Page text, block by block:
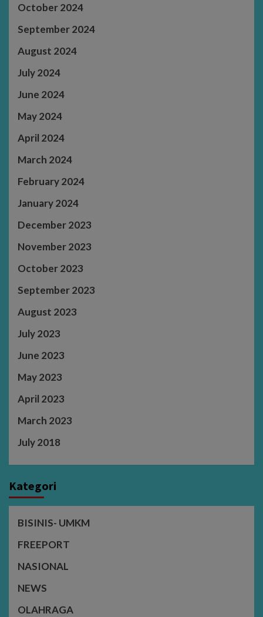
October 2024
September 2024
August 2024
July 2024
June 2024
May 2024
April 2024
March 2024
February 2024
January 2024
December 2023
November 2023
October 2023
September 2023
August 2023
July 2023
June 2023
May 2023
April 2023
March 2023
July 2018
Kategori
BISINIS- UMKM
FREEPORT
NASIONAL
NEWS
OLAHRAGA